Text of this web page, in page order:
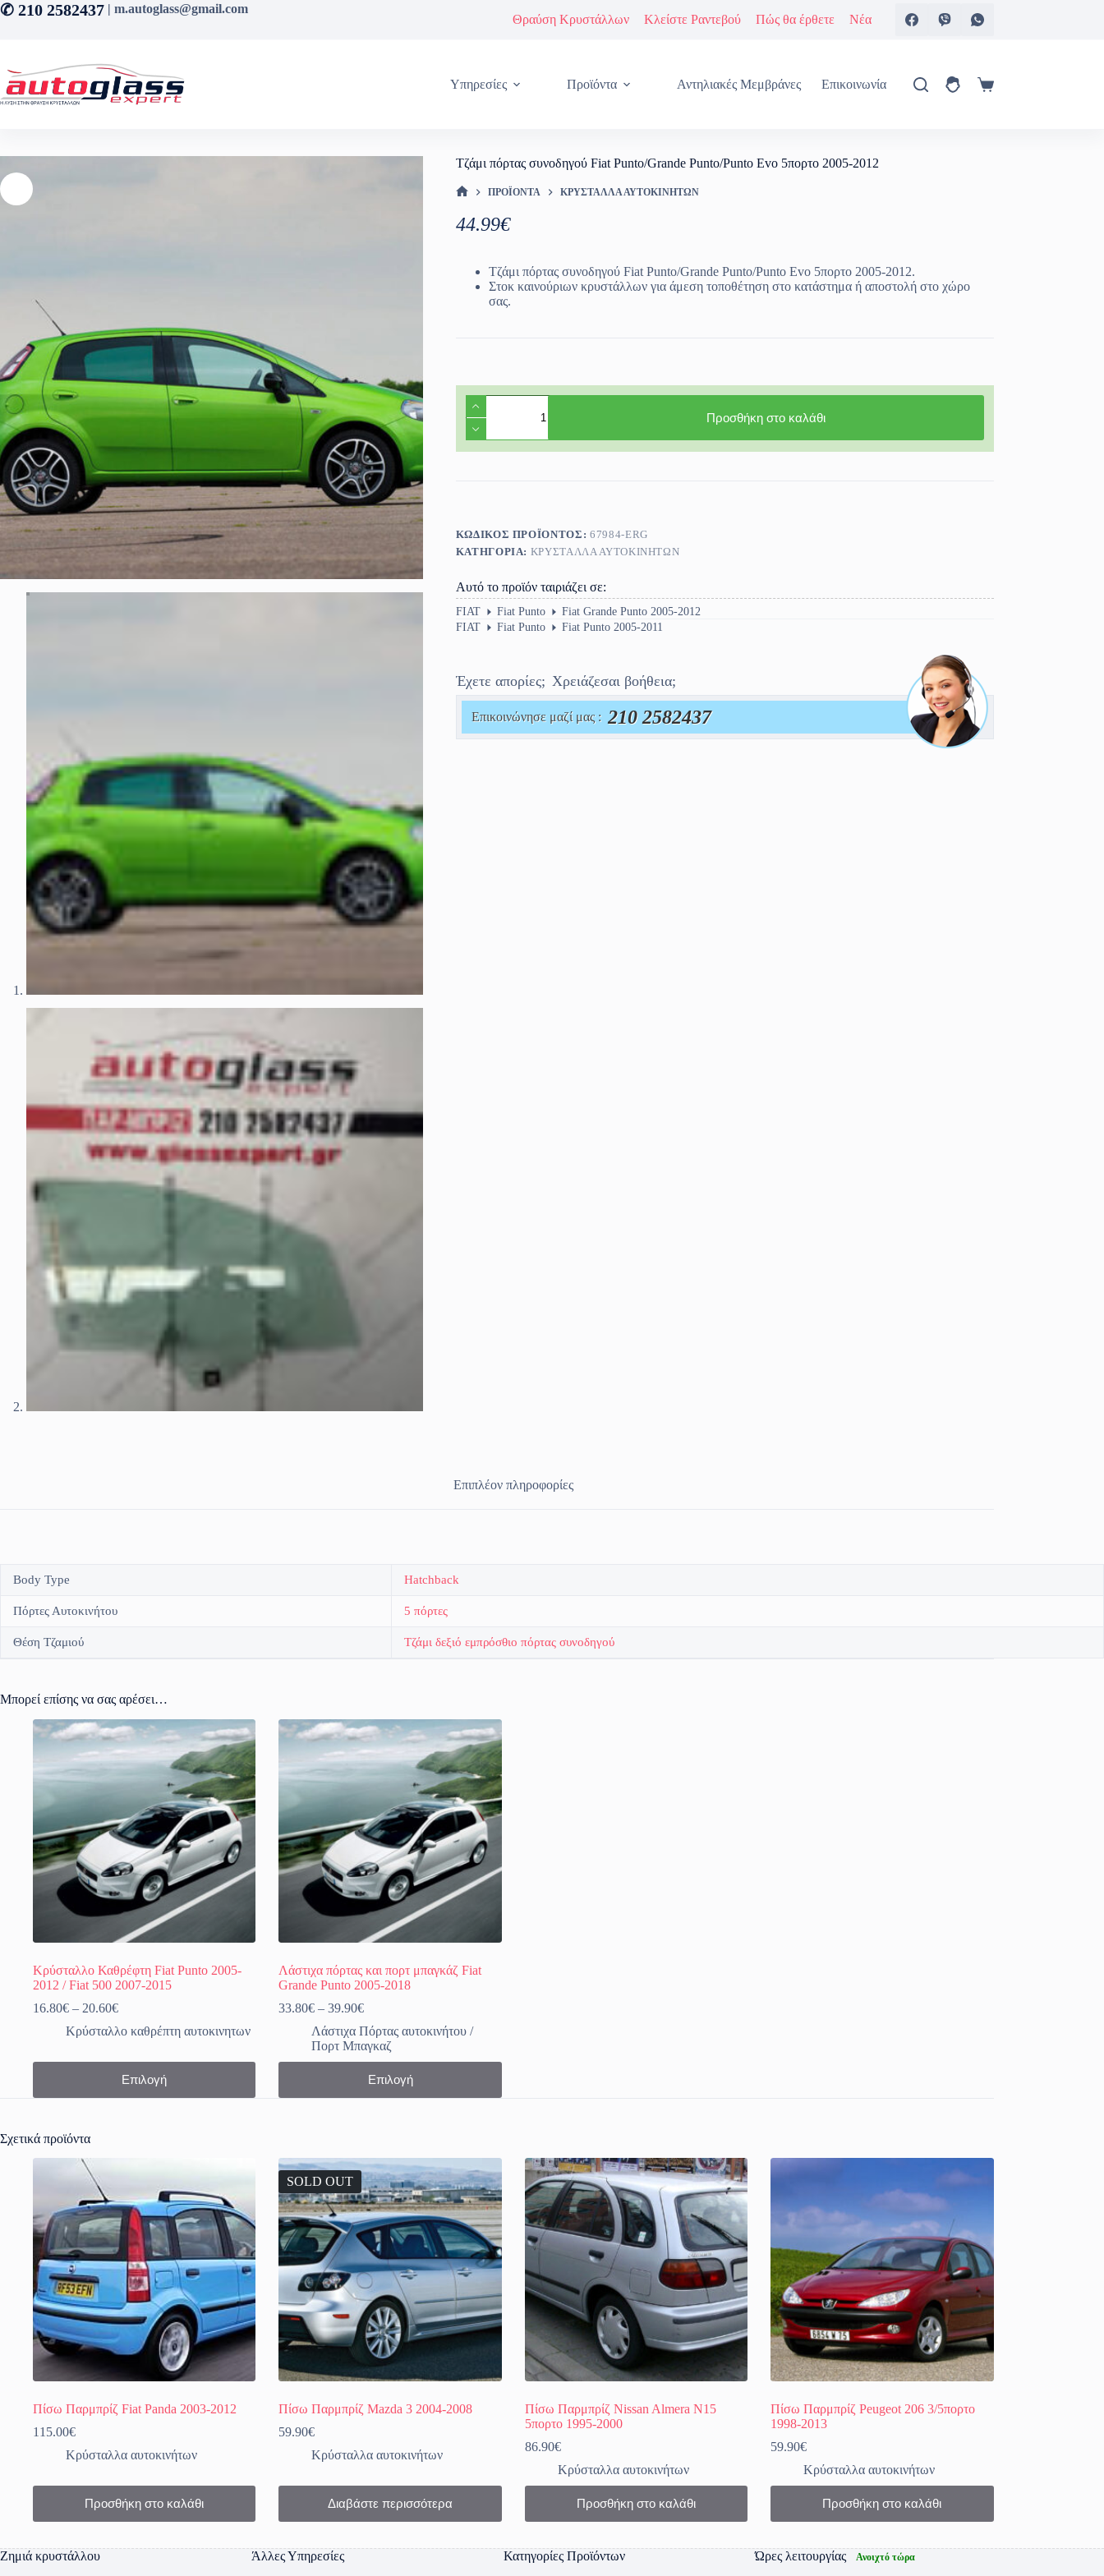
Μετάβαση
στο
✆ 210 2582437 | m.autoglass@gmail.com
Θραύση Κρυστάλλων Κλείστε Ραντεβού Πώς θα έρθετε Νέα
Υπηρεσίες Προϊόντα Αντηλιακές Μεμβράνες Επικοινωνία
Καλάθι
Τζάμι πόρτας συνοδηγού Fiat Punto/Grande Punto/Punto Evo 5πορτο 2005-2012
ΠΡΟΪΌΝΤΑ ΚΡΎΣΤΑΛΛΑ ΑΥΤΟΚΙΝΉΤΩΝ
44.99€
Τζάμι πόρτας συνοδηγού Fiat Punto/Grande Punto/Punto Evo 5πορτο 2005-2012.
Στοκ καινούριων κρυστάλλων για άμεση τοποθέτηση στο κατάστημα ή αποστολή στο χώρο
σας.
πόρτας
συνοδηγού
Fiat
ποσότητα
Προσθήκη στο καλάθι
ΚΩΔΙΚΌΣ ΠΡΟΪΌΝΤΟΣ: 67984-ERG
ΚΑΤΗΓΟΡΊΑ: ΚΡΎΣΤΑΛΛΑ ΑΥΤΟΚΙΝΉΤΩΝ
Αυτό το προϊόν ταιριάζει σε:
FIAT Fiat Punto
Fiat Grande Punto 2005-2012
FIAT
Fiat Punto Fiat Punto 2005-2011
Έχετε απορίες; Χρειάζεσαι βοήθεια;
Επικοινώνησε μαζί μας : 210 2582437
Επιπλέον πληροφορίες
Body Type Hatchback
Πόρτες Αυτοκινήτου 5 πόρτες
Θέση Τζαμιού Τζάμι δεξιό εμπρόσθιο πόρτας συνοδηγού
Μπορεί επίσης να σας αρέσει…
Κρύσταλλο Καθρέφτη Fiat Punto 2005-
2012 / Fiat 500 2007-2015
16.80€ – 20.60€Price
16.80€
20.60€
Κρύσταλλο καθρέπτη αυτοκινητων
Επιλογή
Αυτό
προϊόν
παραλλαγές.
Οι
επιλεγούν
στη
σελίδα
του
προϊόντος
Λάστιχα πόρτας και πορτ μπαγκάζ Fiat
Grande Punto 2005-2018
33.80€ – 39.90€Price
33.80€
through
39.90€
Λάστιχα Πόρτας αυτοκινήτου /
Πορτ Μπαγκαζ
Επιλογή
Αυτό
προϊόν
Οι
επιλογές
μπορούν
να
επιλεγούν
στη
σελίδα
του
προϊόντος
Σχετικά προϊόντα
Πίσω Παρμπρίζ Fiat Panda 2003-2012
115.00€
Κρύσταλλα αυτοκινήτων
Προσθήκη στο καλάθι
SOLD OUT
Πίσω Παρμπρίζ Mazda 3 2004-2008
59.90€
Κρύσταλλα αυτοκινήτων
Διαβάστε περισσότερα
Πίσω Παρμπρίζ Nissan Almera N15
5πορτο 1995-2000
86.90€
Κρύσταλλα αυτοκινήτων
Προσθήκη στο καλάθι
Πίσω Παρμπρίζ Peugeot 206 3/5πορτο
1998-2013
59.90€
Κρύσταλλα αυτοκινήτων
Προσθήκη στο καλάθι
Ζημιά κρυστάλλου Άλλες Υπηρεσίες Κατηγορίες Προϊόντων Ώρες λειτουργίας Ανοιχτό τώρα